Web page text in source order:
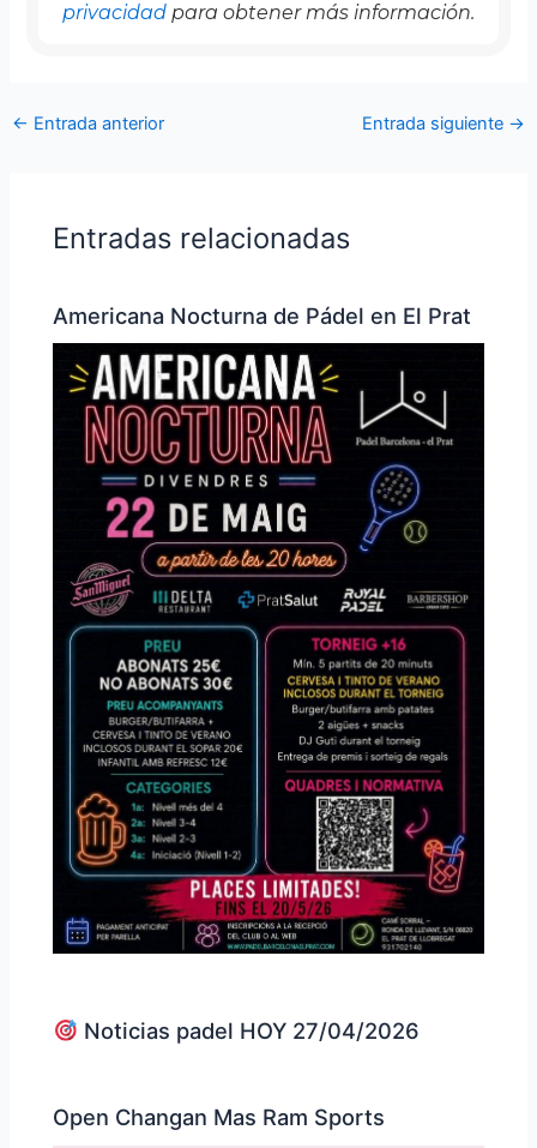
privacidad para obtener más información.
← Entrada anterior Entrada siguiente →
Entradas relacionadas
Americana Nocturna de Pádel en El Prat
Noticias padel HOY 27/04/2026
Open Changan Mas Ram Sports